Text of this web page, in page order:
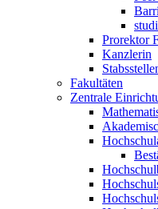
Prorektor
Kanzlerin
Fakultäten
Zentrale